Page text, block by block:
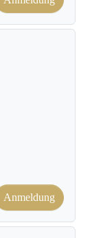
Anmeldung